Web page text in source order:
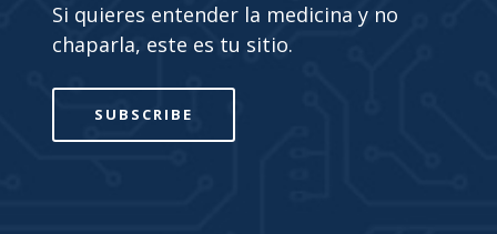
Si quieres entender la medicina y no
chaparla, este es tu sitio.
SUBSCRIBE